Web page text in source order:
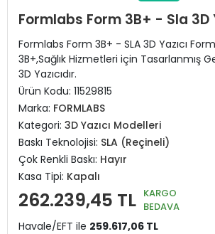
Formlabs Form 3B+ - Sla 3D
Formlabs Form 3B+ - SLA 3D Yazıcı
3B+,Sağlık Hizmetleri için Tasarlanmış
3D Yazıcıdır.
Ürün Kodu: 11529815
Marka: FORMLABS
Kategori: 3D Yazıcı Modelleri
Baskı Teknolojisi: SLA (Reçineli)
Çok Renkli Baskı: Hayır
Kasa Tipi: Kapalı
262.239,45 TL KARGO
BEDAVA
Havale/EFT ile 259.617,06 TL